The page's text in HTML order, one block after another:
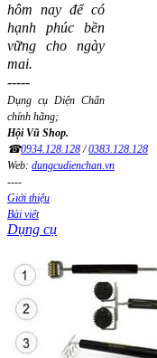
hôm nay để có
hạnh phúc bền
vững cho ngày
mai.
-----
Dụng cụ Diện Chẩn
chính hãng;
Hội Vũ Shop.
☎0934.128.128/0383.128.128
Web: dungcudienchan.vn
----
Giới thiệu
Bài viết
Dụng cụ